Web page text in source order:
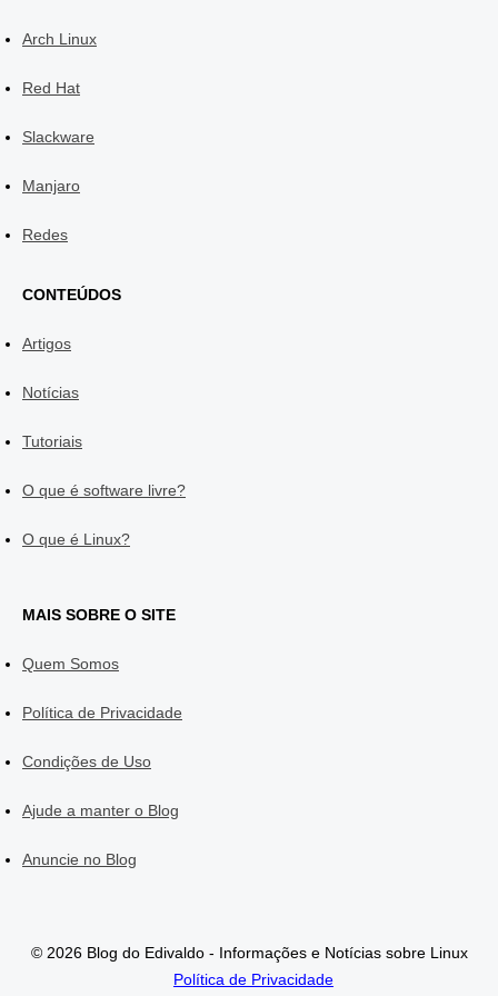
Arch Linux
Red Hat
Slackware
Manjaro
Redes
CONTEÚDOS
Artigos
Notícias
Tutoriais
O que é software livre?
O que é Linux?
MAIS SOBRE O SITE
Quem Somos
Política de Privacidade
Condições de Uso
Ajude a manter o Blog
Anuncie no Blog
© 2026 Blog do Edivaldo - Informações e Notícias sobre Linux
Política de Privacidade